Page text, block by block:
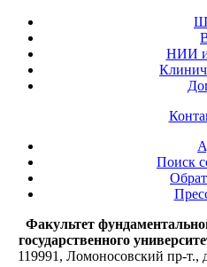
НИИ и
Поиск
Факультет
государственного
119991, Ломоносовский пр-т.,